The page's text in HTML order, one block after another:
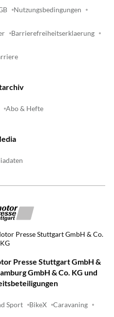
Nutzungsbedingungen
Barrierefreiheitserklaerung
Abo & Hefte
Presse Stuttgart GmbH & Co.
KG
Presse Stuttgart GmbH &
GmbH & Co. KG und
Sport BikeX Caravaning